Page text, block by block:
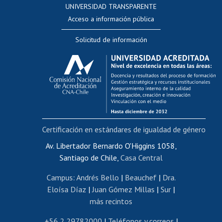
Evaluación docente
Calificación académica
Postulación al AUCAI
Funcionarias/os
Cursos internos de capacitación
Bienestar del personal
Portal de movilidad interna
Certificado de renta
Certificado de renta honorarios
Editar páginas blancas
Extranjeras/os
Revalidación y reconocimiento de títulos
UNIVERSIDAD TRANSPARENTE
Acceso a información pública
Solicitud de información
Av. Libertador Bernardo O'Higgins 1058,
Santiago de Chile, Casa Central
Campus: Andrés Bello | Beauchef| Dra.
Eloísa Díaz |Juan Gómez Millas | Sur |
más recintos
Certificación en estándares de igualdad de género